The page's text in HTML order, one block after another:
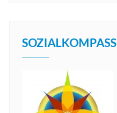
SOZIALKOMPASS